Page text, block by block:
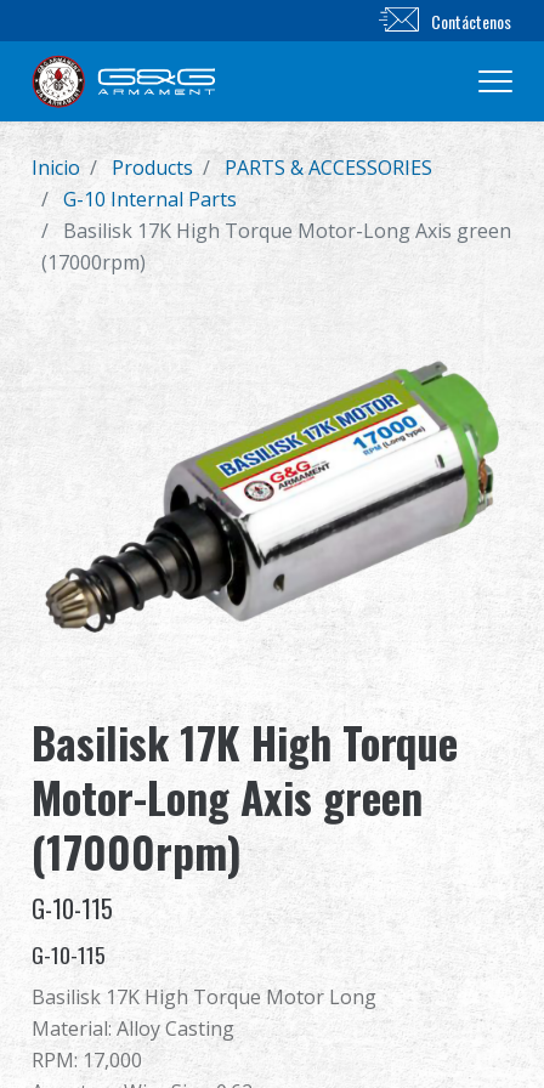
Nuevo producto
Airsoft Rifle
Sistema de Entrenamiento
Distribuidor
Ventajas
Sobre nosotros
Competitions & Event
Soporte
繁體中文 English (US)
Français 日本語
Contáctenos
Inicio Products
PARTS & ACCESSORIES
G-10 Internal Parts
Basilisk 17K High Torque Motor-Long Axis green
(17000rpm)
Basilisk 17K High Torque
Motor-Long Axis green
(17000rpm)
G-10-115
G-10-115
Basilisk 17K High Torque Motor Long
Material: Alloy Casting
RPM: 17,000